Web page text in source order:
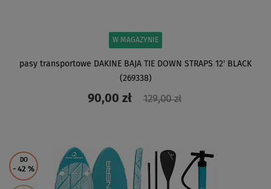
W MAGAZYNIE
pasy transportowe DAKINE BAJA TIE DOWN STRAPS 12' BLACK
(269338)
90,00 zł 129,00 zł
ZOBACZ
DO
- 42 %